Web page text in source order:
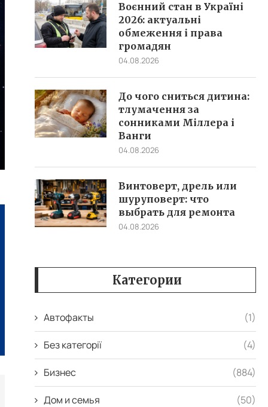
Воєнний стан в Україні
2026: актуальні
обмеження і права
громадян
04.08.2026
До чого сниться дитина:
тлумачення за
сонниками Міллера і
Ванги
04.08.2026
Винтоверт, дрель или
шуруповерт: что
выбрать для ремонта
04.08.2026
Категории
Автофакты (1)
Без категорії (4)
Бизнес (884)
Дом и семья (50)